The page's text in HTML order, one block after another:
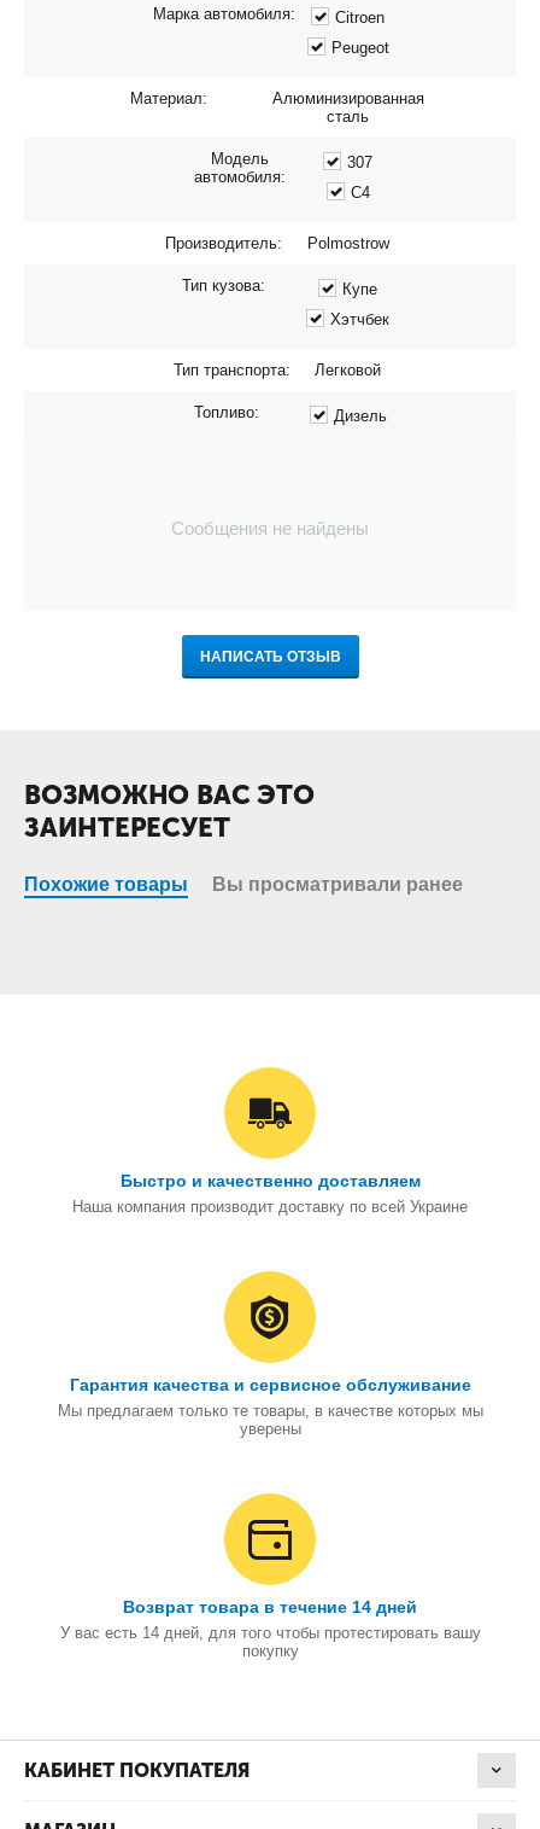
Марка автомобиля:
Citroen
Peugeot
Материал:
Алюминизированная
сталь
Модель
автомобиля:
307
C4
Производитель: Polmostrow
Тип кузова:
Купе
Хэтчбек
Тип транспорта: Легковой
Топливо: Дизель
Сообщения не найдены
НАПИСАТЬ ОТЗЫВ
ВОЗМОЖНО ВАС ЭТО
ЗАИНТЕРЕСУЕТ
Похожие товары Вы просматривали ранее
Быстро и качественно доставляем
Наша компания производит доставку по всей Украине
Гарантия качества и сервисное обслуживание
Мы предлагаем только те товары, в качестве которых мы
уверены
Возврат товара в течение 14 дней
У вас есть 14 дней, для того чтобы протестировать вашу
покупку
КАБИНЕТ ПОКУПАТЕЛЯ